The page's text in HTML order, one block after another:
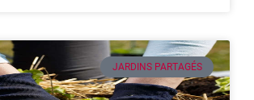
JARDINS PARTAGÉS